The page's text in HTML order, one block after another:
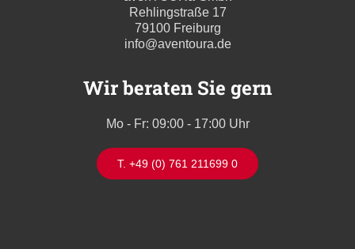
Rehlingstraße 17
79100 Freiburg
info@aventoura.de
Wir beraten Sie gern
Mo - Fr: 09:00 - 17:00 Uhr
T. +49 (0) 761 211699 0